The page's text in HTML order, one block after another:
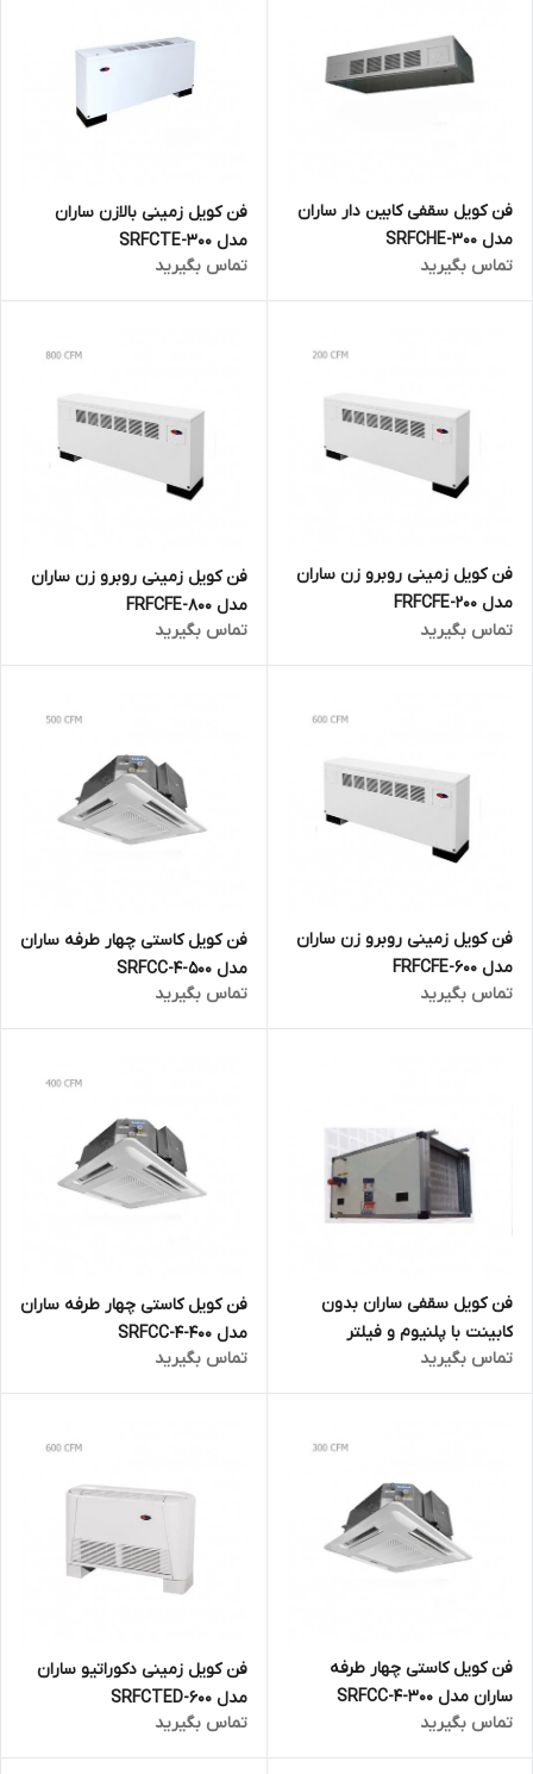
فن کویل سقفی کابین دار ساران
مدل SRFCHE-300
تماس بگیرید
فن کویل زمینی بالازن ساران
مدل SRFCTE-300
تماس بگیرید
فن کویل زمینی روبرو زن ساران
مدل FRFCFE-200
تماس بگیرید
فن کویل زمینی روبرو زن ساران
مدل FRFCFE-800
تماس بگیرید
فن کویل زمینی روبرو زن ساران
مدل FRFCFE-600
تماس بگیرید
فن کویل کاستی چهار طرفه ساران
مدل SRFCC-4-500
تماس بگیرید
فن کویل سقفی ساران بدون
کابینت با پلنیوم و فیلتر
تماس بگیرید
فن کویل کاستی چهار طرفه ساران
مدل SRFCC-4-400
تماس بگیرید
فن کویل کاستی چهار طرفه
ساران مدل SRFCC-4-300
تماس بگیرید
فن کویل زمینی دکوراتیو ساران
مدل 600-SRFCTED
تماس بگیرید